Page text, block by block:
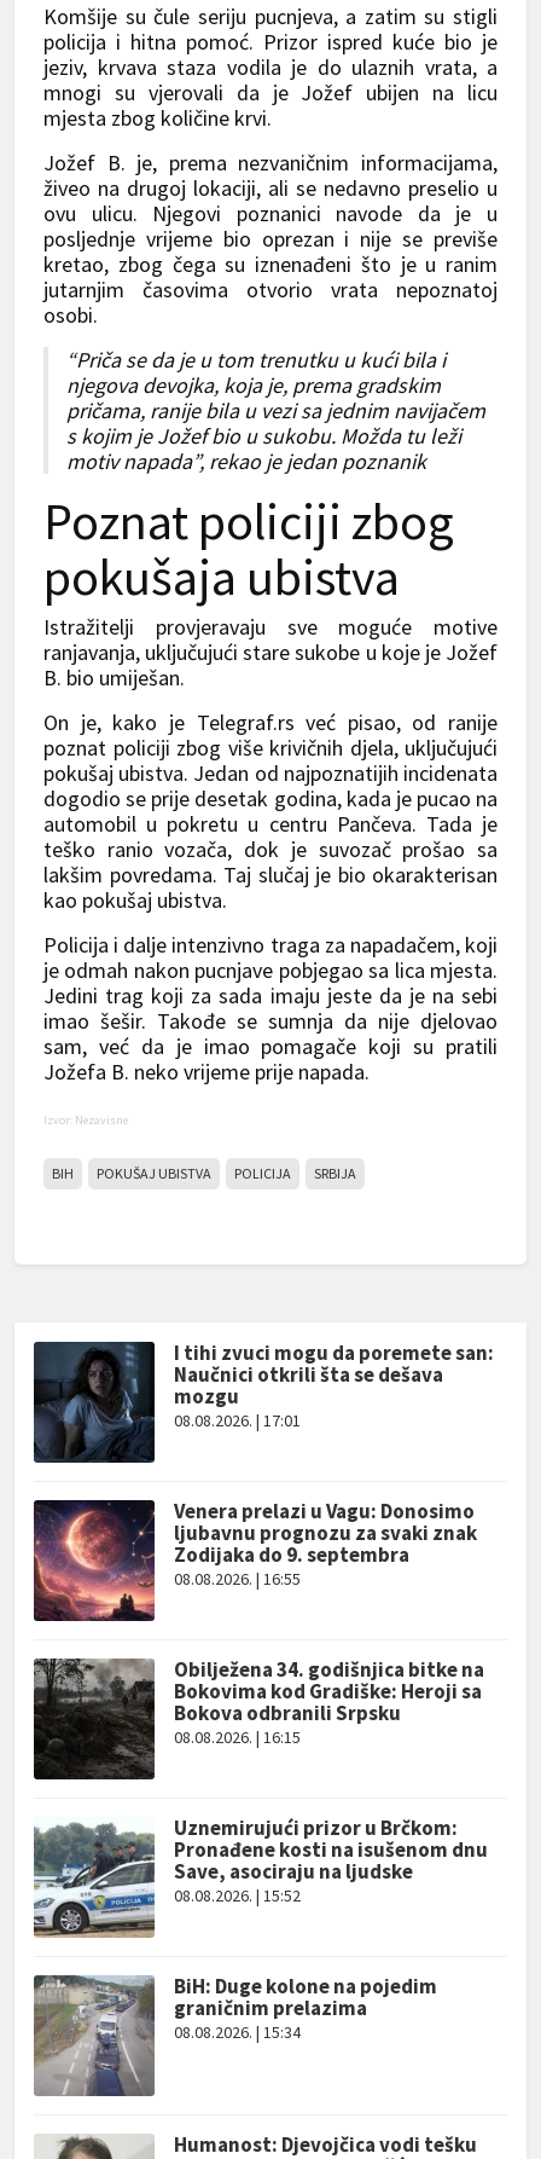
Komšije su čule seriju pucnjeva, a zatim su stigli
policija i hitna pomoć. Prizor ispred kuće bio je
jeziv, krvava staza vodila je do ulaznih vrata, a
mnogi su vjerovali da je Jožef ubijen na licu
mjesta zbog količine krvi.
Jožef B. je, prema nezvaničnim informacijama,
živeo na drugoj lokaciji, ali se nedavno preselio u
ovu ulicu. Njegovi poznanici navode da je u
posljednje vrijeme bio oprezan i nije se previše
kretao, zbog čega su iznenađeni što je u ranim
jutarnjim časovima otvorio vrata nepoznatoj
osobi.
“Priča se da je u tom trenutku u kući bila i
njegova devojka, koja je, prema gradskim
pričama, ranije bila u vezi sa jednim navijačem
s kojim je Jožef bio u sukobu. Možda tu leži
motiv napada”, rekao je jedan poznanik
Poznat policiji zbog
pokušaja ubistva
Istražitelji provjeravaju sve moguće motive
ranjavanja, uključujući stare sukobe u koje je Jožef
B. bio umiješan.
On je, kako je Telegraf.rs već pisao, od ranije
poznat policiji zbog više krivičnih djela, uključujući
pokušaj ubistva. Jedan od najpoznatijih incidenata
dogodio se prije desetak godina, kada je pucao na
automobil u pokretu u centru Pančeva. Tada je
teško ranio vozača, dok je suvozač prošao sa
lakšim povredama. Taj slučaj je bio okarakterisan
kao pokušaj ubistva.
Policija i dalje intenzivno traga za napadačem, koji
je odmah nakon pucnjave pobjegao sa lica mjesta.
Jedini trag koji za sada imaju jeste da je na sebi
imao šešir. Takođe se sumnja da nije djelovao
sam, već da je imao pomagače koji su pratili
Jožefa B. neko vrijeme prije napada.
Izvor: Nezavisne
BIH POKUŠAJ UBISTVA POLICIJA SRBIJA
I tihi zvuci mogu da poremete san:
Naučnici otkrili šta se dešava
mozgu
08.08.2026. | 17:01
Venera prelazi u Vagu: Donosimo
ljubavnu prognozu za svaki znak
Zodijaka do 9. septembra
08.08.2026. | 16:55
Obilježena 34. godišnjica bitke na
Bokovima kod Gradiške: Heroji sa
Bokova odbranili Srpsku
08.08.2026. | 16:15
Uznemirujući prizor u Brčkom:
Pronađene kosti na isušenom dnu
Save, asociraju na ljudske
08.08.2026. | 15:52
BiH: Duge kolone na pojedim
graničnim prelazima
08.08.2026. | 15:34
Humanost: Djevojčica vodi tešku